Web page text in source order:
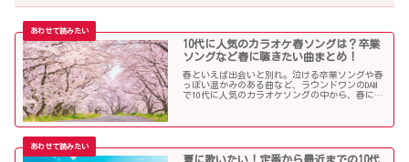
10代に人気のカラオケ春ソングは？卒業
ソングなど春に聴きたい曲まとめ！
春といえば出会いと別れ。泣ける卒業ソングや春
っぽい温かみのある曲など、ラウンドワンのDAM
で10代に人気のカラオケソングの中から、春に聴
夏に歌いたい！定番から最近までの10代